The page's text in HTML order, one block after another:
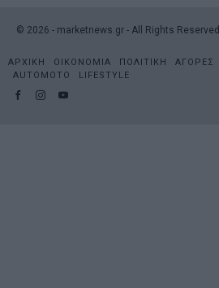
© 2026 - marketnews.gr - All Rights Reserved
ΑΡΧΙΚΗ ΟΙΚΟΝΟΜΙΑ ΠΟΛΙΤΙΚΗ ΑΓΟΡΕΣ
AUTOMOTO
LIFESTYLE